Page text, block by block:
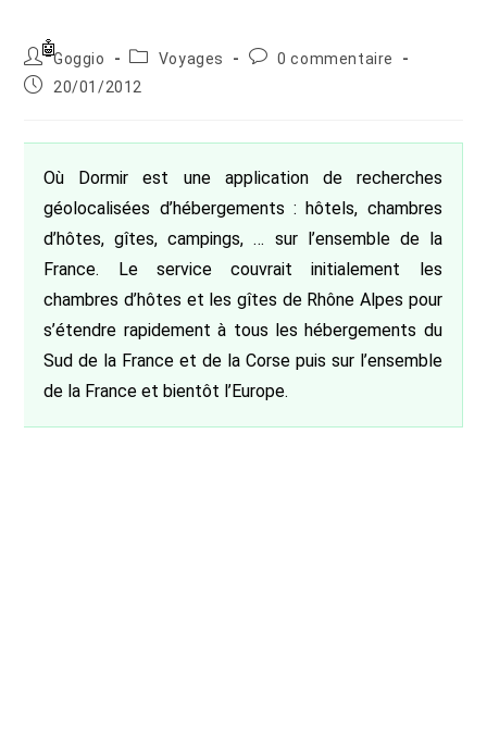
Auteur/autrice
de
la
Goggio
PostVoyages
Commentaires
0 commentaire
Publication
20/01/2012
Où Dormir est une application de recherches
géolocalisées d’hébergements : hôtels, chambres
d’hôtes, gîtes, campings, … sur l’ensemble de la
France. Le service couvrait initialement les
chambres d’hôtes et les gîtes de Rhône Alpes pour
s’étendre rapidement à tous les hébergements du
Sud de la France et de la Corse puis sur l’ensemble
de la France et bientôt l’Europe.